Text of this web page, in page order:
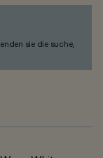
sie die suche,